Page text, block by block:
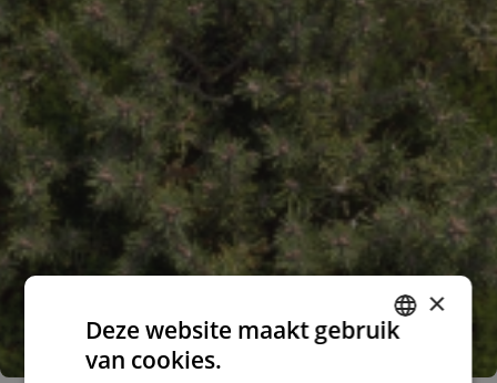
×
Deze website maakt gebruik
van cookies.